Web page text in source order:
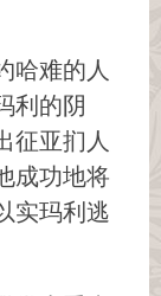
哈难的人
利的阴
征亚扪人
成功地将
实玛利逃